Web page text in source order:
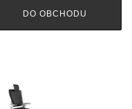
DO OBCHODU